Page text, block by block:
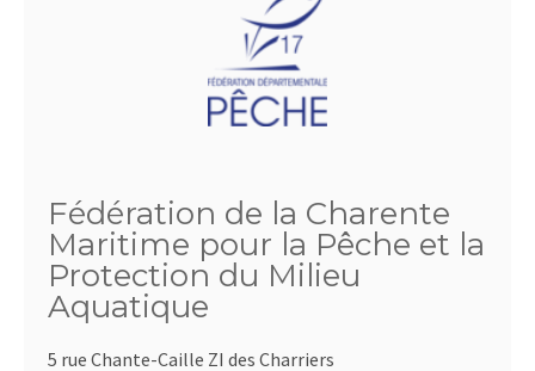
Fédération de la Charente
Maritime pour la Pêche et la
Protection du Milieu
Aquatique
5 rue Chante-Caille ZI des Charriers